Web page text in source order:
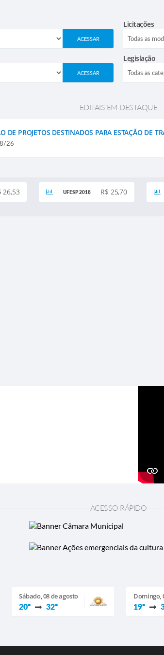
ACESSAR
Licitações
ACESSAR
Legislação
EDITAIS EM DESTAQUE
PROJETOS DESTINADOS PARA ESTAÇÃO DE
26
26,53 UFESP 2018 R$ 25,70
ACESSO RÁPIDO
Sábado, 08 de agosto
20º 32º
Domingo,
19º